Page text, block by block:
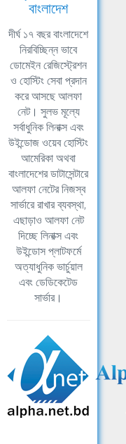
বাংলাদেশ
দীর্ঘ ১৭ বছর বাংলাদেশে
নিরবিচ্ছিন্ন ভাবে
ডোমেইন রেজিস্ট্রেশন
ও হোস্টিং সেবা প্রদান
করে আসছে আলফা
নেট। সুলভ মূল্যে
সর্বাধুনিক লিনাক্স এবং
উইন্ডোজ ওয়েব হোস্টিং
আমেরিকা অথবা
বাংলাদেশের ডাটাসেন্টারে
আলফা নেটের নিজস্ব
সার্ভারে রাখার ব্যবস্থা,
এছাড়াও আলফা নেট
দিচ্ছে লিনাক্স এবং
উইন্ডোস প্লাটফর্মে
অত্যাধুনিক ভার্চুয়াল
এবং ডেডিকেটেড
সার্ভার।